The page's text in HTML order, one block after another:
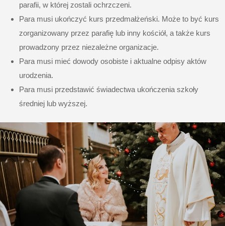
parafii, w której zostali ochrzczeni.
Para musi ukończyć kurs przedmałżeński. Może to być kurs
zorganizowany przez parafię lub inny kościół, a także kurs
prowadzony przez niezależne organizacje.
Para musi mieć dowody osobiste i aktualne odpisy aktów
urodzenia.
Para musi przedstawić świadectwa ukończenia szkoły
średniej lub wyższej.